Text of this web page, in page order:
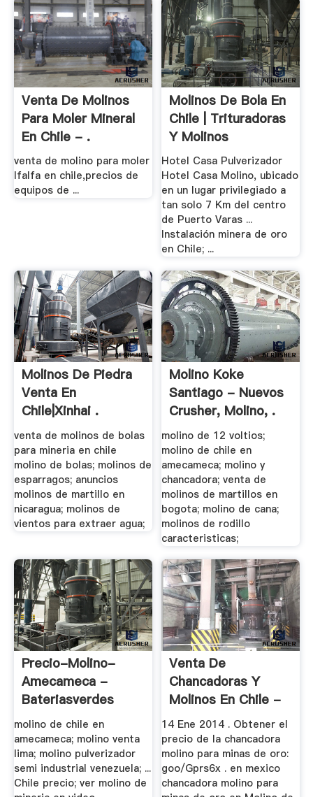
Venta De Molinos
Para Moler Mineral
En Chile - .
venta de molino para moler
lfalfa en chile,precios de
equipos de ...
Molinos De Bola En
Chile | Trituradoras
Y Molinos
Hotel Casa Pulverizador
Hotel Casa Molino, ubicado
en un lugar privilegiado a
tan solo 7 Km del centro
de Puerto Varas ...
Instalación minera de oro
en Chile; ...
Molinos De Piedra
Venta En
Chile|Xinhai .
venta de molinos de bolas
para mineria en chile
molino de bolas; molinos de
esparragos; anuncios
molinos de martillo en
nicaragua; molinos de
vientos para extraer agua;
Molino Koke
Santiago - Nuevos
Crusher, Molino, .
molino de 12 voltios;
molino de chile en
amecameca; molino y
chancadora; venta de
molinos de martillos en
bogota; molino de cana;
molinos de rodillo
caracteristicas;
Precio-Molino-
Amecameca -
Bateriasverdes
molino de chile en
amecameca; molino venta
lima; molino pulverizador
semi industrial venezuela; ...
Chile precio; ver molino de
Venta De
Chancadoras Y
Molinos En Chile -
Water .
14 Ene 2014 . Obtener el
precio de la chancadora
molino para minas de oro:
goo/Gprs6x . en mexico
chancadora molino para